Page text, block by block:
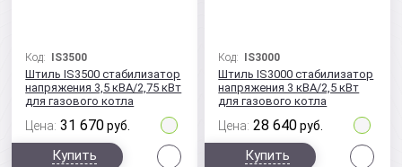
Код: IS3500
Штиль IS3500 стабилизатор
напряжения 3,5 кВА/2,75 кВт
для газового котла
Цена: 31 670 руб.
Купить
Код: IS3000
Штиль IS3000 стабилизатор
напряжения 3 кВА/2,5 кВт
для газового котла
Цена: 28 640 руб.
Купить